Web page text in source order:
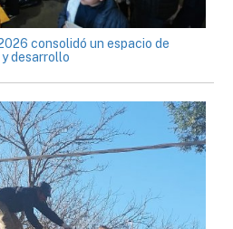
consolidó un espacio de
desarrollo